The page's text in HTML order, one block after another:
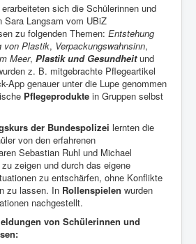
sich die Schülerinnen und
Sara Langsam vom UBiZ
zu folgenden Themen: Entstehung
von Plastik, Verpackungswahnsinn,
Meer, Plastik und Gesundheitund
z. B. mitgebrachte Pflegeartikel
App genauer unter die Lupe genommen
Pflegeprodukte in Gruppen selbst
der Bundespolizei lernten die
von den erfahrenen
Sebastian Ruhl und Michael
zu zeigen und durch das eigene
zu entschärfen, ohne Konflikte
zu lassen. In Rollenspielen wurden
nachgestellt.
von Schülerinnen und